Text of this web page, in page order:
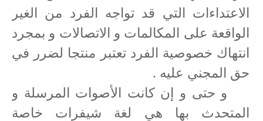
الاعتداءات التي قد تواجه الفرد من الغير
الواقعة على المكالمات و الاتصالات و بمجرد
انتهاك خصوصية الفرد تعتبر منتجا لضرر في
حق المجني عليه .
و حتى و إن كانت الأصوات المرسلة و
المتحدث بها هي لغة شيفرات خاصة